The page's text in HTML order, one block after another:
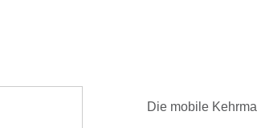
Die mobile